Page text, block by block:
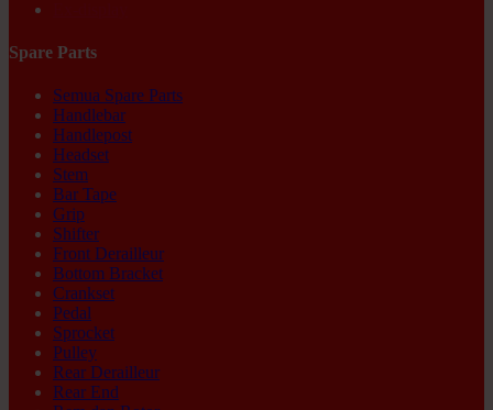
Spare Parts
Semua Spare Parts
Handlebar
Handlepost
Headset
Stem
Bar Tape
Grip
Shifter
Front Derailleur
Bottom Bracket
Crankset
Pedal
Sprocket
Pulley
Rear Derailleur
Rear End